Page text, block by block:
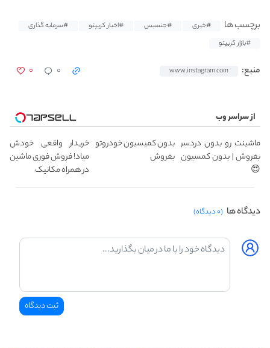
برچسب ها #خبری #جنسیس #اخبار کریپتو
#سرمایه گذاری
#بازار کریپتو
منبع: www.instagram.com ۰ ۰
از سراسر وب
ماشینت رو بدون دردسر
بفروش | بدون کمسیون
😍
بدون کمیسیون خودروتو
بفروش
خریدار واقعی خودش
میاد! فروش فوری ماشین
در همراه مکانیک
دیدگاه ها (۰ دیدگاه)